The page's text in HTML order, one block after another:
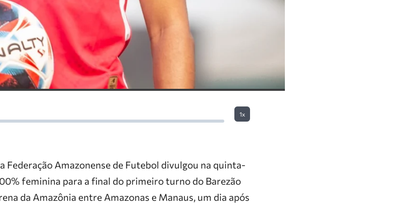
1x
Federação Amazonense de Futebol divulgou na quinta-
feminina para a final do primeiro turno do Barezão
da Amazônia entre Amazonas e Manaus, um dia após